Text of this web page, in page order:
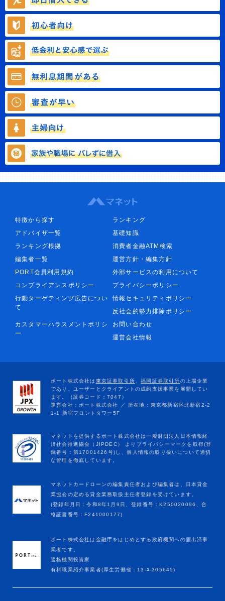
特徴から探す
ランキング
アドバイザ一覧
基礎知識
ランキング根拠
消費者金融ATM検索
編集者一覧
運営方針・編集方針
PORT会員利用規約
外部サービスの利用について
コンプライアンスポリシー
プライバシーポリシー
行動ターゲティング広告につい
て
情報セキュリティポリシー
反社会的勢力排除ポリシー
カスタマーハラスメントポリシ
ー
お問い合わせ
運営会社情報
マネットカードローンの編集責任者および編集者は、日本貸金
業協会の定める貸金業務取扱主任者登録を受けています。
(登録年月日：令和8年1月9日、登録番号：K250020096、合
格証書番号：F241000177)
ポート株式会社は金融庁をはじめとする政府機関への届出済事
業者です。
適格機関投資家
有料職業紹介事業者(厚生労働省：13-ﾕ-305645)